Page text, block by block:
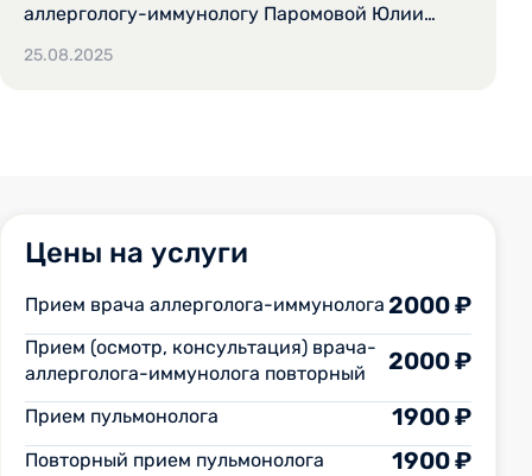
аллергологу-иммунологу Паромовой Юлии
врач, спокойно выслушала все жалобы,
радует, что есть такие врачи!
25.08.2025
Цены на услуги
Прием врача аллерголога-иммунолога 2000 ₽
Прием (осмотр, консультация) врача-
аллерголога-иммунолога повторный
2000 ₽
Прием пульмонолога 1900 ₽
Повторный прием пульмонолога 1900 ₽